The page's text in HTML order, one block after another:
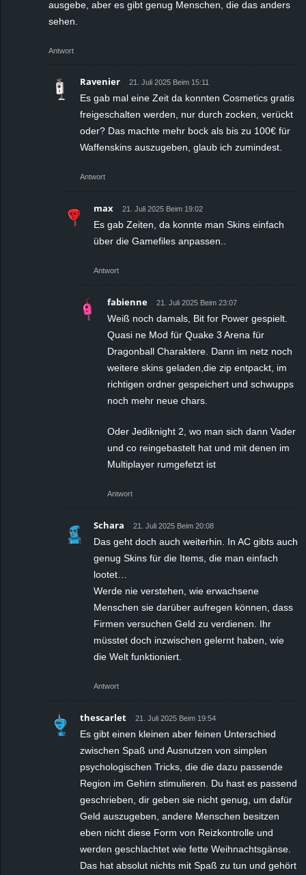
ausgebe, aber es gibt genug Menschen, die das anders
sehen.
Antwort
Ravenier 21. Juli 2025 Beim 15:11
Es gab mal eine Zeit da konnten Cosmetics gratis
freigeschalten werden, nur durch zocken, verückt
oder? Das machte mehr bock als bis zu 100€ für
Waffenskins auszugeben, glaub ich zumindest.
Antwort
max 21. Juli 2025 Beim 19:02
Es gab Zeiten, da konnte man Skins einfach
über die Gamefiles anpassen..
Antwort
fabienne 21. Juli 2025 Beim 23:07
Weiß noch damals, Bit for Power gespielt.
Quasi ne Mod für Quake 3 Arena für
Dragonball Charaktere. Dann im netz noch
weitere skins geladen,die zip entpackt, im
richtigen ordner gespeichert und schwupps
noch mehr neue chars.
Oder Jediknight 2, wo man sich dann Vader
und co reingebastelt hat und mit denen im
Multiplayer rumgefetzt ist
Antwort
Schara 21. Juli 2025 Beim 20:08
Das geht doch auch weiterhin. In AC gibts auch
genug Skins für die Items, die man einfach
lootet…
Werde nie verstehen, wie erwachsene
Menschen sie darüber aufregen können, dass
Firmen versuchen Geld zu verdienen. Ihr
müsstet doch inzwischen gelernt haben, wie
die Welt funktioniert.
Antwort
thescarlet 21. Juli 2025 Beim 19:54
Es gibt einen kleinen aber feinen Unterschied
zwischen Spaß und Ausnutzen von simplen
psychologischen Tricks, die die dazu passende
Region im Gehirn stimulieren. Du hast es passend
geschrieben, dir geben sie nicht genug, um dafür
Geld auszugeben, andere Menschen besitzen
eben nicht diese Form von Reizkontrolle und
werden geschlachtet wie fette Weihnachtsgänse.
Das hat absolut nichts mit Spaß zu tun und gehört